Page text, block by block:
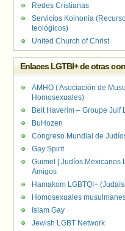
Redes Cristianas
Servicios Koinonia
teológicos)
United Church of Christ
Enlaces LGTBI+ de otras
AMHO ( Asociación de
Homosexuales)
Beit Haverim – Groupe Juif
BuHozen
Congreso Mundial de
Gay Spirit
Guimel | Judíos Mexicanos
Amigos
Hamakom LGBTQI+
Homosexuales
Islam Gay
Jewish LGBT Network